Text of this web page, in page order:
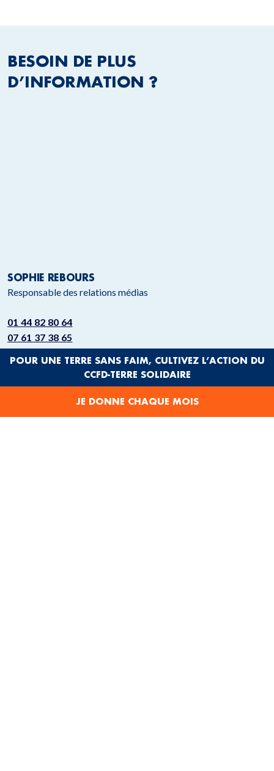
BESOIN DE PLUS
D’INFORMATION ?
SOPHIE REBOURS
Responsable des relations médias
01 44 82 80 64
07 61 37 38 65
presse@ccfd-terresolidaire.org
Suivez-nous également sur Twitter : @ccfd_tsolidaire
POUR UNE TERRE SANS FAIM, CULTIVEZ L’ACTION DU
CCFD-TERRE SOLIDAIRE
JE DONNE CHAQUE MOIS